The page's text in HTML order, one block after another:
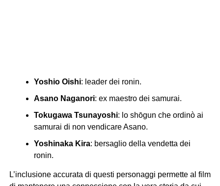
Yoshio Oishi: leader dei ronin.
Asano Naganori: ex maestro dei samurai.
Tokugawa Tsunayoshi: lo shōgun che ordinò ai
samurai di non vendicare Asano.
Yoshinaka Kira: bersaglio della vendetta dei
ronin.
L’inclusione accurata di questi personaggi permette al film